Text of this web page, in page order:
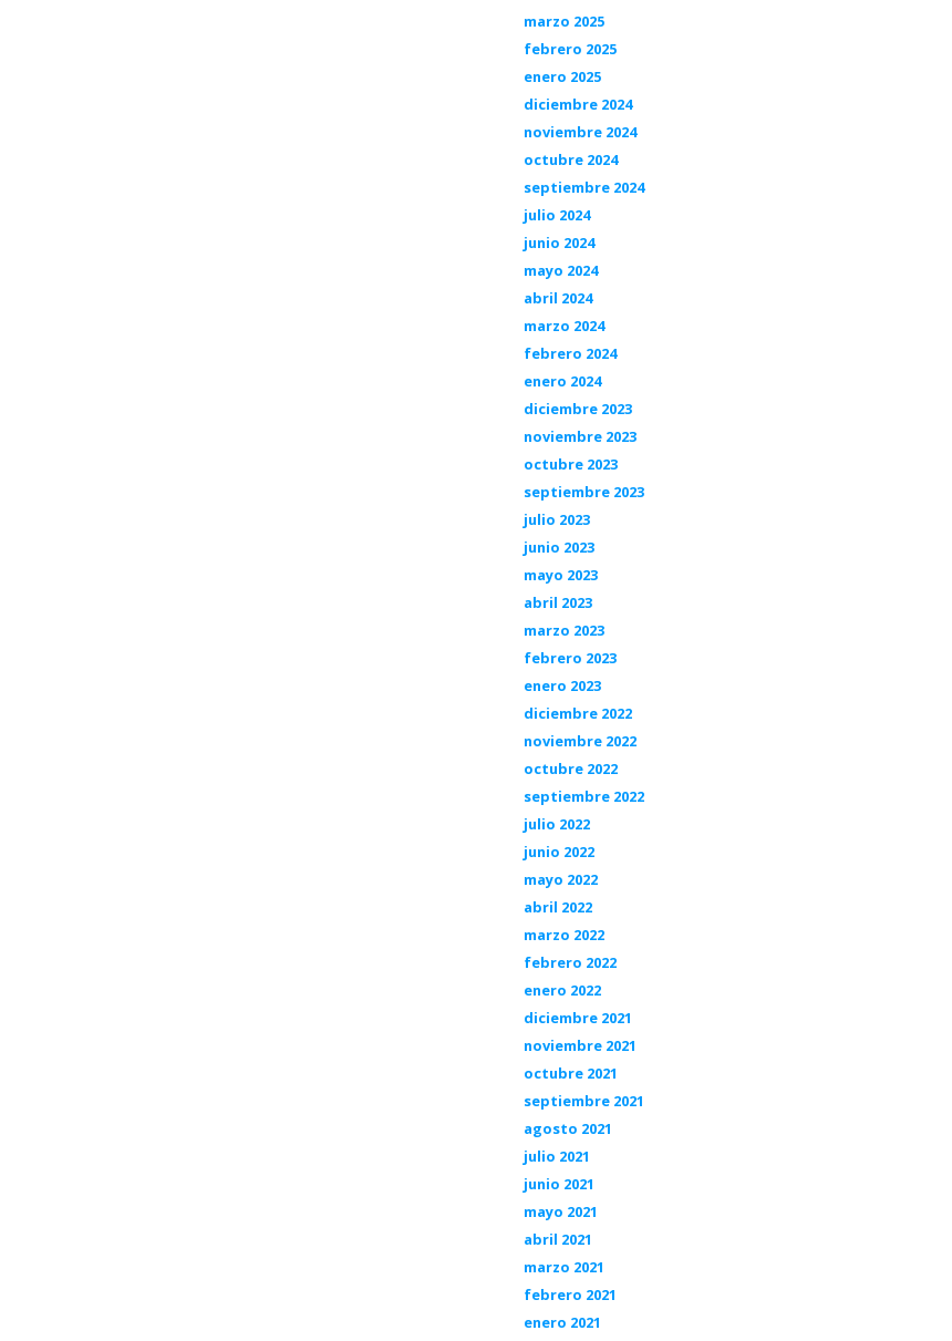
marzo 2025
febrero 2025
enero 2025
diciembre 2024
noviembre 2024
octubre 2024
septiembre 2024
julio 2024
junio 2024
mayo 2024
abril 2024
marzo 2024
febrero 2024
enero 2024
diciembre 2023
noviembre 2023
octubre 2023
septiembre 2023
julio 2023
junio 2023
mayo 2023
abril 2023
marzo 2023
febrero 2023
enero 2023
diciembre 2022
noviembre 2022
octubre 2022
septiembre 2022
julio 2022
junio 2022
mayo 2022
abril 2022
marzo 2022
febrero 2022
enero 2022
diciembre 2021
noviembre 2021
octubre 2021
septiembre 2021
agosto 2021
julio 2021
junio 2021
mayo 2021
abril 2021
marzo 2021
febrero 2021
enero 2021